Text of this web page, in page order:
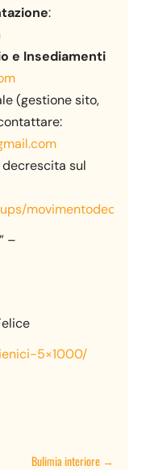
:
e Insediamenti
(gestione sito,
sul
–
5×1000/
Bulimia interiore→